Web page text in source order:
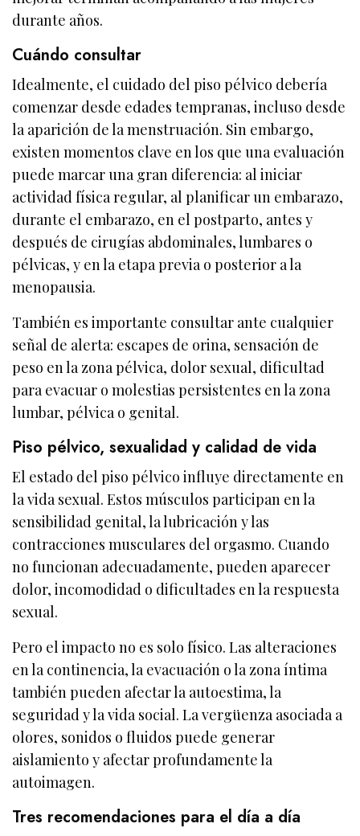
durante años.
Cuándo consultar
Idealmente, el cuidado del piso pélvico debería
comenzar desde edades tempranas, incluso desde
la aparición de la menstruación. Sin embargo,
existen momentos clave en los que una evaluación
puede marcar una gran diferencia: al iniciar
actividad física regular, al planificar un embarazo,
durante el embarazo, en el postparto, antes y
después de cirugías abdominales, lumbares o
pélvicas, y en la etapa previa o posterior a la
menopausia.
También es importante consultar ante cualquier
señal de alerta: escapes de orina, sensación de
peso en la zona pélvica, dolor sexual, dificultad
para evacuar o molestias persistentes en la zona
lumbar, pélvica o genital.
Piso pélvico, sexualidad y calidad de vida
El estado del piso pélvico influye directamente en
la vida sexual. Estos músculos participan en la
sensibilidad genital, la lubricación y las
contracciones musculares del orgasmo. Cuando
no funcionan adecuadamente, pueden aparecer
dolor, incomodidad o dificultades en la respuesta
sexual.
Pero el impacto no es solo físico. Las alteraciones
en la continencia, la evacuación o la zona íntima
también pueden afectar la autoestima, la
seguridad y la vida social. La vergüenza asociada a
olores, sonidos o fluidos puede generar
aislamiento y afectar profundamente la
autoimagen.
Tres recomendaciones para el día a día